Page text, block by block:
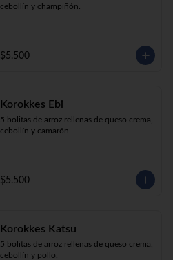
cebollín y champiñón.
$5.500
Korokkes Ebi
5 bolitas de arroz rellenas de queso crema,
cebollín y camarón.
$5.500
Korokkes Katsu
5 bolitas de arroz rellenas de queso crema,
cebollín y pollo.